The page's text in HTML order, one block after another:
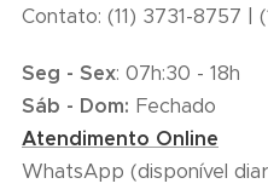
Contato: (11) 3731-8757 |
Seg - Sex: 07h:30 - 18h
Sáb - Dom: Fechado
Atendimento Online
WhatsApp (disponível